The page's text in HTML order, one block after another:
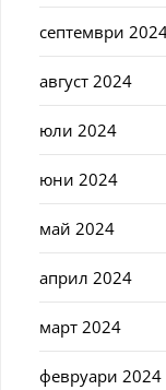
септември
август 2024
юли 2024
юни 2024
май 2024
април 2024
март 2024
февруари 2024